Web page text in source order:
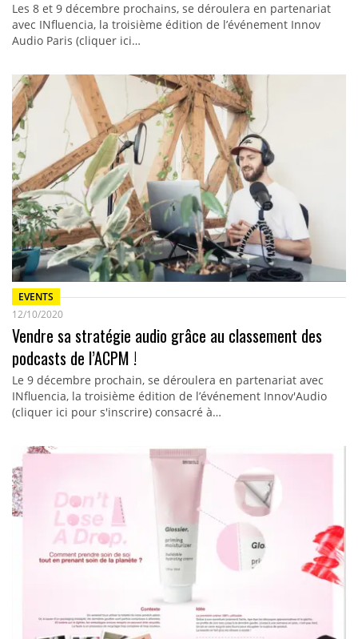
Les 8 et 9 décembre prochains, se déroulera en partenariat
avec INfluencia, la troisième édition de l’événement Innov
Audio Paris (cliquer ici…
EVENTS
12/10/2020
Vendre sa stratégie audio grâce au classement des
podcasts de l’ACPM !
Le 9 décembre prochain, se déroulera en partenariat avec
INfluencia, la troisième édition de l’événement Innov'Audio
(cliquer ici pour s'inscrire) consacré à…